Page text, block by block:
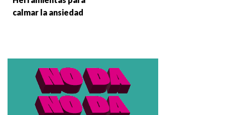
calmar la ansiedad